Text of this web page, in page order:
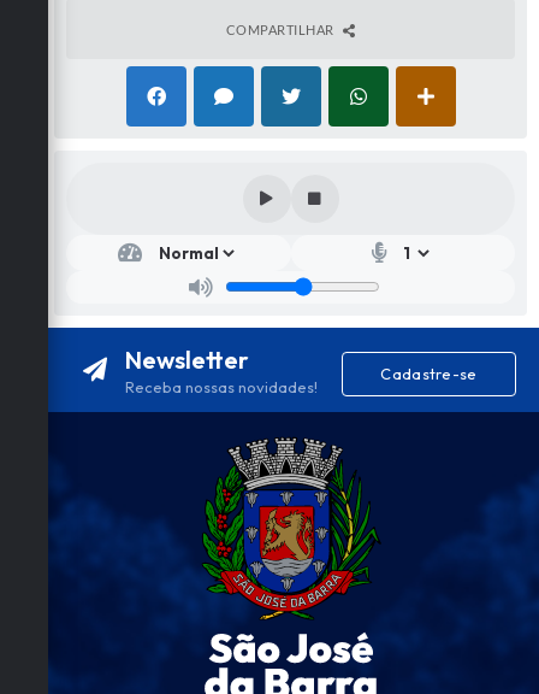
COMPARTILHAR
Newsletter
Receba nossas novidades!
Cadastre-se